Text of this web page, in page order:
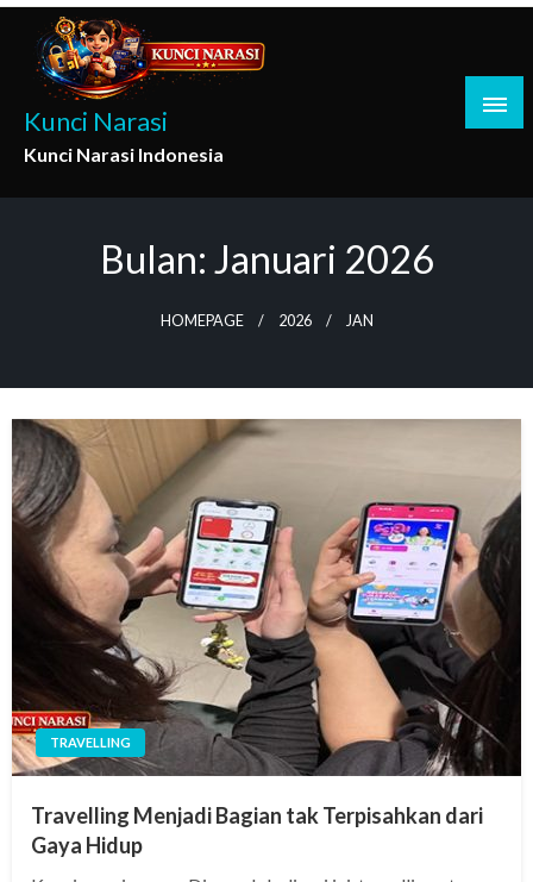
Skip
content
Kunci Narasi
Kunci Narasi Indonesia
Bulan: Januari 2026
HOMEPAGE 2026 JAN
TRAVELLING
Travelling Menjadi Bagian tak Terpisahkan dari
Gaya Hidup